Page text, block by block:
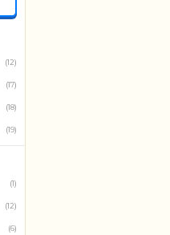
(12)
(17)
(18)
(19)
(1)
(12)
(6)